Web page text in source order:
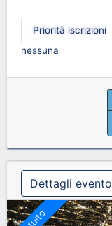
Priorità iscrizioni
nessuna
Dettagli evento